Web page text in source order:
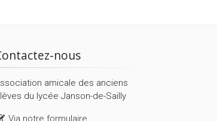
nous
amicale des anciens
du lycée Janson-de-Sailly
Via notre formulaire